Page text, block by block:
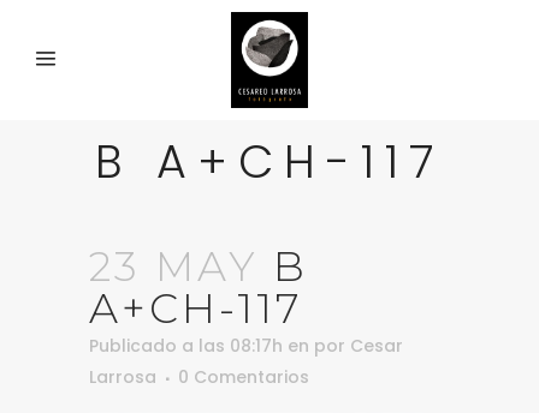
B A+CH-117
23 MAY B
A+CH-117
Publicado a las 08:17h en por Cesar
Larrosa
0 Comentarios